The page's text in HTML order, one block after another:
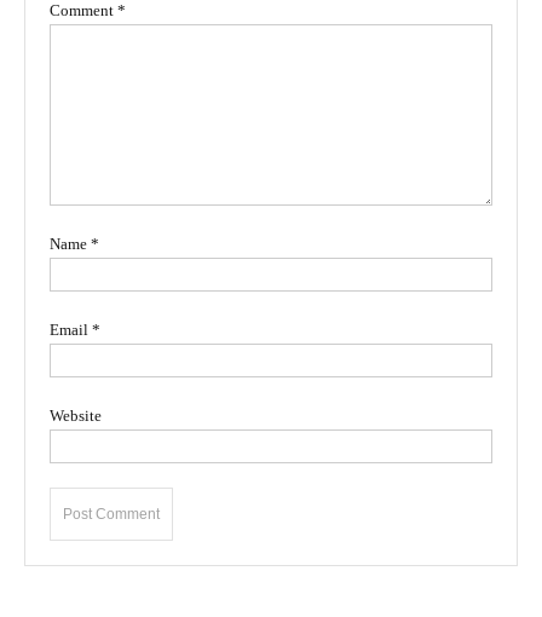
Comment *
Name *
Email *
Website